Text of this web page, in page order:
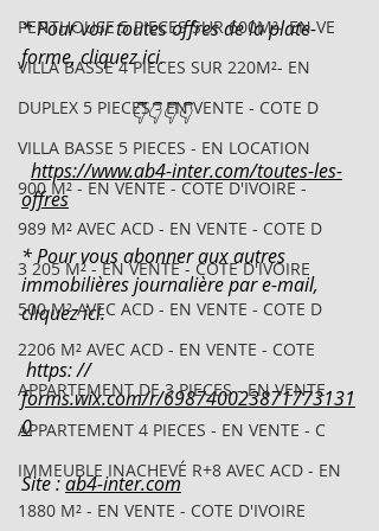
PENTHOUSE 5 PIECES SUR 600M²- EN VE
VILLA BASSE 4 PIECES SUR 220M²- EN
DUPLEX 5 PIECES - EN VENTE - COTE D
VILLA BASSE 5 PIECES - EN LOCATION
900 M² - EN VENTE - COTE D'IVOIRE -
989 M² AVEC ACD - EN VENTE - COTE D
3 205 M² - EN VENTE - COTE D'IVOIRE
500 M² AVEC ACD - EN VENTE - COTE D
2206 M² AVEC ACD - EN VENTE - COTE
APPARTEMENT DE 3 PIECES - EN VENTE
APPARTEMENT 4 PIECES - EN VENTE - C
IMMEUBLE INACHEVÉ R+8 AVEC ACD - EN
1880 M² - EN VENTE - COTE D'IVOIRE
* Pour voir toutes offres de la plate-
forme, cliquez ici.
👇👇👇👇
https://www.ab4-inter.com/toutes-les-
offres
* Pour vous abonner aux autres
immobilières journalière par e-mail,
cliquez ici.
https: //
forms.wix.com/r/698740023871773131
0
Site : ab4-inter.com